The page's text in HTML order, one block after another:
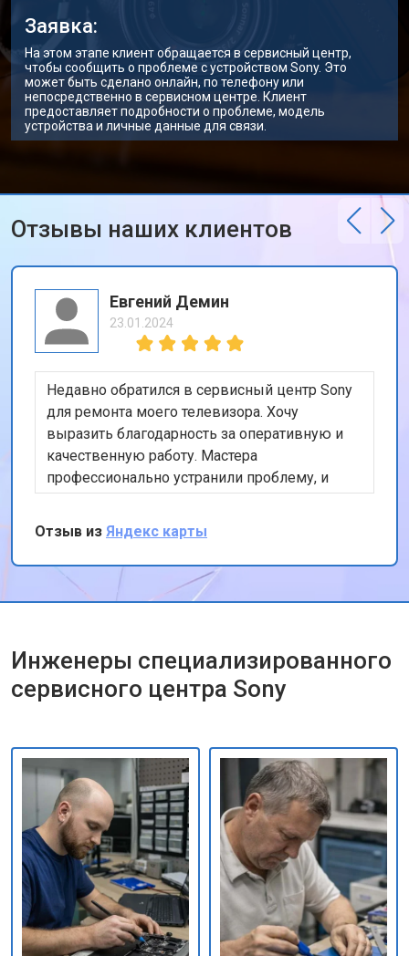
Заявка:
На этом этапе клиент обращается в сервисный центр,
чтобы сообщить о проблеме с устройством Sony. Это
может быть сделано онлайн, по телефону или
непосредственно в сервисном центре. Клиент
предоставляет подробности о проблеме, модель
устройства и личные данные для связи.
Отзывы наших клиентов
Евгений Демин
23.01.2024
Недавно обратился в сервисный центр Sony
для ремонта моего телевизора. Хочу
выразить благодарность за оперативную и
качественную работу. Мастера
профессионально устранили проблему, и
теперь мой телевизор работает безупречно.
Особенно порадовало, что ремонт был
выполнен в тот же день. Спасибо за вашу
работу!
Отзыв из Яндекс карты
Инженеры специализированного
сервисного центра Sony